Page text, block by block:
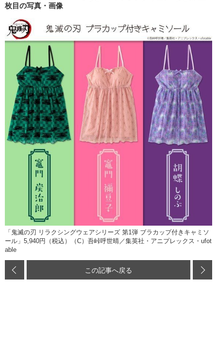
イベント
ビジネス
書評
ゲーム 座談会
アニメ
アニメ！アニメ！TV ABEMA Cafe
連載・コラム
枚目の写真・画像
「鬼滅の刃 リラクシングウェアシリーズ 第1弾 ブラカップ付きキャミソ
ール」5,940円（税込）（C）吾峠呼世晴／集英社・アニプレックス・ufot
able
この記事へ戻る